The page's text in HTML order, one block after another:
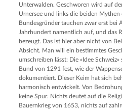
Unterwalden. Geschworen wird auf
Urnersee und links die beiden Mythen
Bundesgründer tauchen zwar erst bei
Jahrhundert namentlich auf, und das
bezeugt. Das ist hier aber nicht von
Absicht. Man will ein bestimmtes
umschreiben lässt: Die «Idee
Bund von 1291 fest, wie der
dokumentiert. Dieser Keim hat sich
harmonisch entwickelt. Von
keine Spur. Nichts deutet auf die
Bauernkrieg von 1653, nichts auf